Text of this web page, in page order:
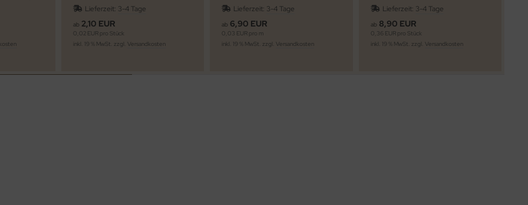
Lieferzeit: 3-4 Tage
ab 2,10 EUR
0,02 EUR pro Stück
inkl. 19 % MwSt. zzgl. Versandkosten
Lieferzeit: 3-4 Tage
ab 6,90 EUR
0,03 EUR pro m
inkl. 19 % MwSt. zzgl.Versandkosten
Lieferzeit: 3-4 Tage
ab 8,90 EUR
0,36 EUR pro Stück
inkl. 19 % MwSt. zzgl. Versandkosten